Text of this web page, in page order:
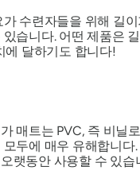
수련자들을 위해 길
습니다. 어떤 제품은
에 달하기도 합니다!
매트는 PVC, 즉 비닐
두에 매우 유해합니다
랫동안 사용할 수 있습